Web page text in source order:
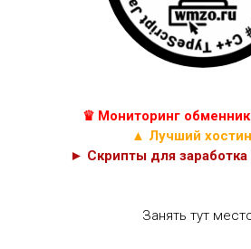
♛ Мониторинг
▲ Лучший
► Скрипты для
Занять тут